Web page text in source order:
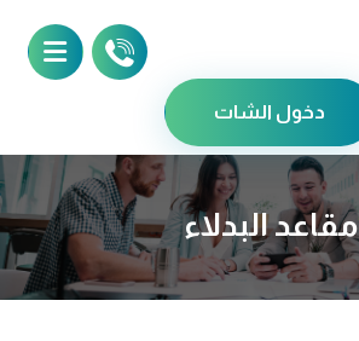
دخول الشات
مقاعد البدلاء